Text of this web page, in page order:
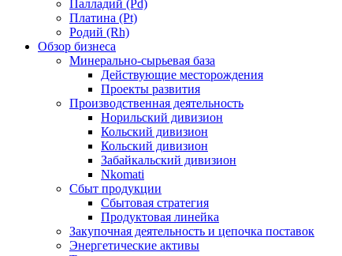
Палладий (Pd)
Платина (Pt)
Родий (Rh)
Обзор бизнеса
Минерально-сырьевая база
Действующие месторождения
Проекты развития
Производственная деятельность
Норильский дивизион
Кольский дивизион
Кольский дивизион
Забайкальский дивизион
Nkomati
Сбыт продукции
Сбытовая стратегия
Продуктовая линейка
Закупочная деятельность и цепочка поставок
Энергетические активы